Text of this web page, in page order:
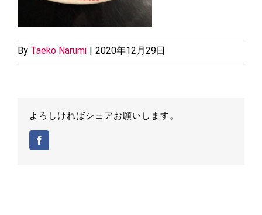
By Taeko Narumi | 2020年12月29日
よろしければシェアお願いします。